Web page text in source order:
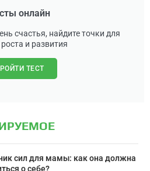
онлайн
счастья, найдите точки для
и развития
ТЕСТ
сил для мамы: как она должна
о себе?